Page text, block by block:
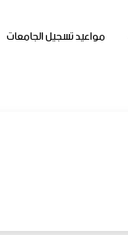
مواعيد تسجيل الجامعات